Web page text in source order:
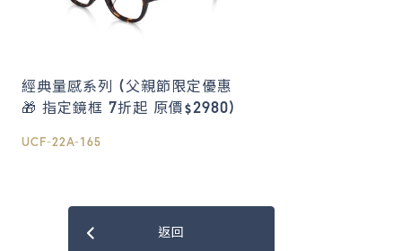
經典量感系列 (父親節限定優惠
🎁 指定鏡框 7折起 原價$2980)
UCF-22A-165
返回